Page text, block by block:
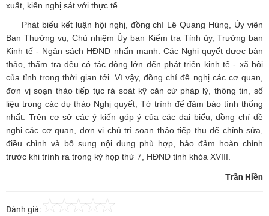
xuất, kiến nghị sát với thực tế.
Phát biểu kết luận hội nghị, đồng chí Lê Quang Hùng, Ủy viên
Ban Thường vụ, Chủ nhiệm Ủy ban Kiểm tra Tỉnh ủy, Trưởng ban
Kinh tế - Ngân sách HĐND nhấn mạnh: Các Nghị quyết được bàn
thảo, thẩm tra đều có tác động lớn đến phát triển kinh tế - xã hội
của tỉnh trong thời gian tới. Vì vậy, đồng chí đề nghị các cơ quan,
đơn vị soạn thảo tiếp tục rà soát kỹ căn cứ pháp lý, thông tin, số
liệu trong các dự thảo Nghị quyết, Tờ trình để đảm bảo tính thống
nhất. Trên cơ sở các ý kiến góp ý của các đại biểu, đồng chí đề
nghị các cơ quan, đơn vị chủ trì soạn thảo tiếp thu để chỉnh sửa,
điều chỉnh và bổ sung nội dung phù hợp, bảo đảm hoàn chỉnh
trước khi trình ra trong kỳ họp thứ 7, HĐND tỉnh khóa XVIII.
Trần Hiền
Đánh giá: